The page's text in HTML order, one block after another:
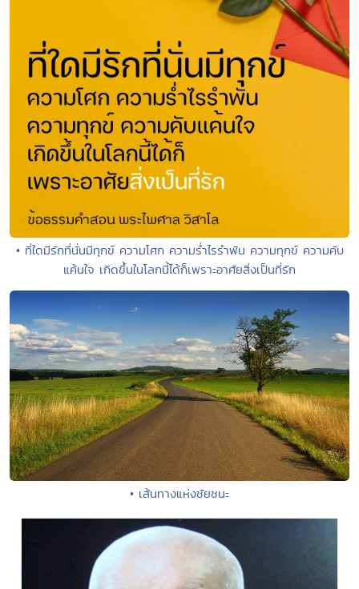
• ที่ใดมีรักที่นั่นมีทุกข์ ความโศก ความร่ำไรรำพัน ความทุกข์ ความคับ
แค้นใจ เกิดขึ้นในโลกนี้ได้ก็เพราะอาศัยสิ่งเป็นที่รัก
• เส้นทางแห่งชัยชนะ